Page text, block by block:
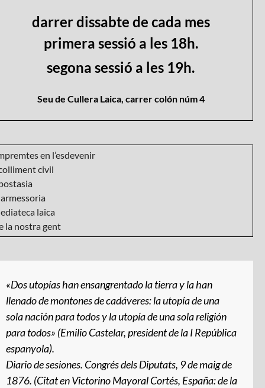
darrer dissabte de cada mes
primera sessió a les 18h.
segona sessió a les 19h.
Seu de Cullera Laica, carrer colón núm 4
en l’esdevenir
civil
laica
la nostra gent
«Dos utopías han ensangrentado la tierra y la han
llenado de montones de cadáveres: la utopía de una
sola nación para todos y la utopía de una sola religión
para todos» (Emilio Castelar, president de la I República
espanyola).
Diario de sesiones. Congrés dels Diputats, 9 de maig de
1876. (Citat en Victorino Mayoral Cortés, España: de la